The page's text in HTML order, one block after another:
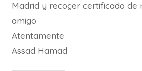
Madrid y recoger certificado de
amigo
Atentamente
Assad Hamad